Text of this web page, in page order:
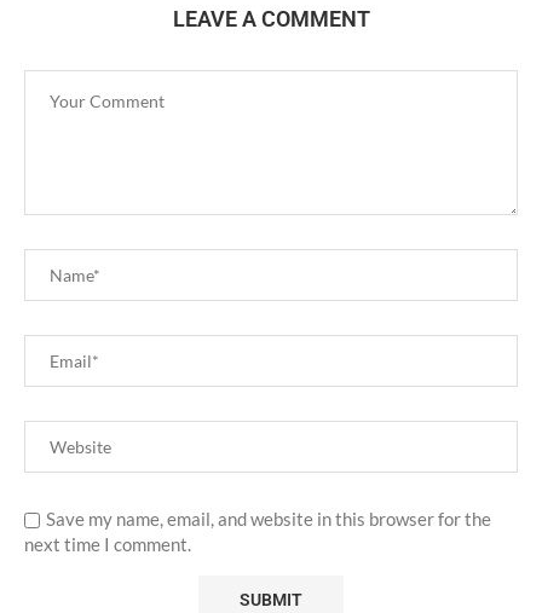
LEAVE A COMMENT
Save my name, email, and website in this browser for the
next time I comment.